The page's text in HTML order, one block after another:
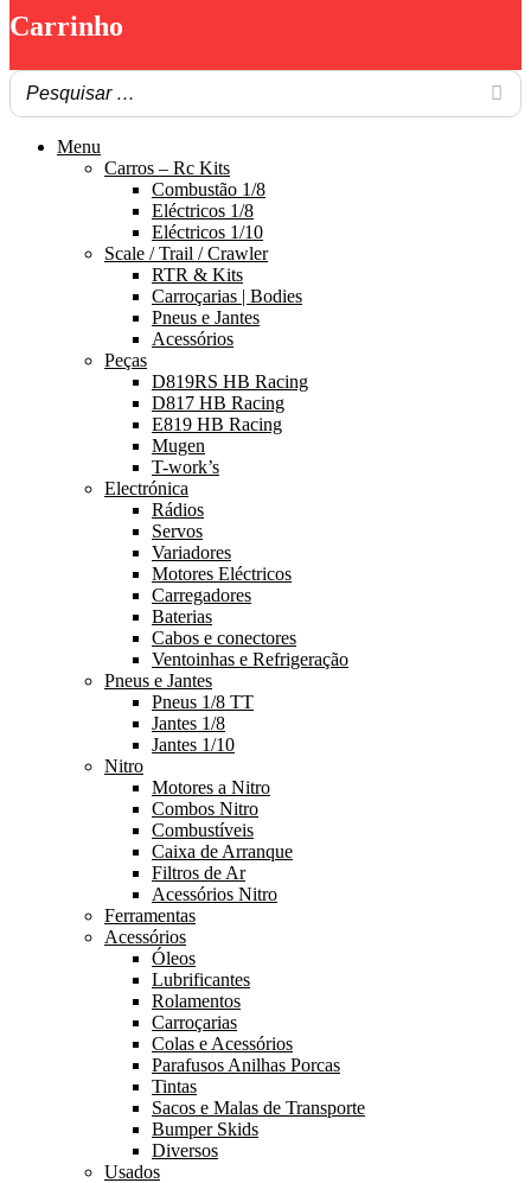
Carrinho
Menu
Carros – Rc Kits
Combustão 1/8
Eléctricos 1/8
Eléctricos 1/10
Scale / Trail / Crawler
RTR & Kits
Carroçarias | Bodies
Pneus e Jantes
Acessórios
Peças
D819RS HB Racing
D817 HB Racing
E819 HB Racing
Mugen
T-work’s
Electrónica
Rádios
Servos
Variadores
Motores Eléctricos
Carregadores
Baterias
Cabos e conectores
Ventoinhas e Refrigeração
Pneus e Jantes
Pneus 1/8 TT
Jantes 1/8
Jantes 1/10
Nitro
Motores a Nitro
Combos Nitro
Combustíveis
Caixa de Arranque
Filtros de Ar
Acessórios Nitro
Ferramentas
Acessórios
Óleos
Lubrificantes
Rolamentos
Carroçarias
Colas e Acessórios
Parafusos Anilhas Porcas
Tintas
Sacos e Malas de Transporte
Bumper Skids
Diversos
Usados